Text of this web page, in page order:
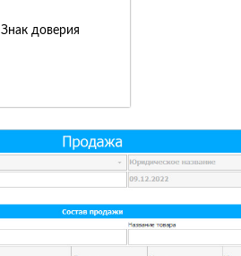
Знак доверия